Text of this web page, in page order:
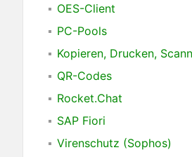
OES-Client
PC-Pools
Kopieren, Drucken,
QR-Codes
Rocket.Chat
SAP Fiori
Virenschutz (Sophos)